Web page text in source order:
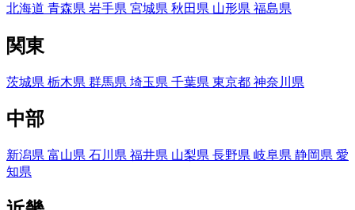
北海道 青森県 岩手県 宮城県 秋田県 山形県 福島県
関東
茨城県 栃木県 群馬県 埼玉県 千葉県 東京都 神奈川県
中部
新潟県 富山県 石川県 福井県 山梨県 長野県 岐阜県 静岡県 愛
知県